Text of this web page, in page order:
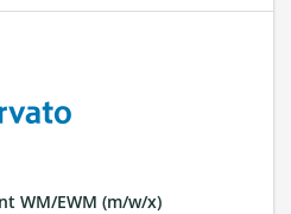
WM/EWM (m/w/x)